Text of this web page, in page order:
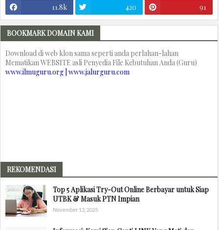
11.8k 420 91
BOOKMARK DOMAIN KAMI
Download di web klon sama seperti anda perlahan-lahan
Mematikan WEBSITE asli Penyedia File Kebutuhan Anda (Guru)
www.ilmuguru.org | www.jalurguru.com
REKOMENDASI
Top 5 Aplikasi Try-Out Online Berbayar untuk Siap
UTBK & Masuk PTN Impian
November 13, 2025